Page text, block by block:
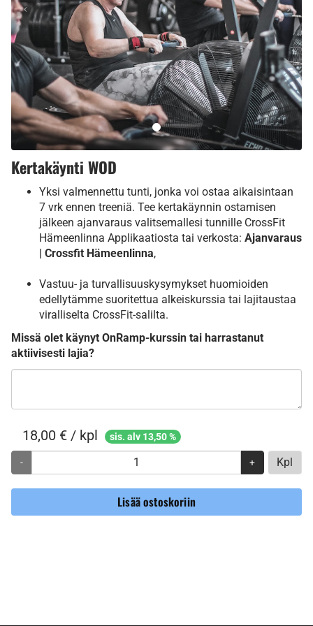
Kertakäynti WOD
Yksi valmennettu tunti, jonka voi ostaa aikaisintaan
7 vrk ennen treeniä. Tee kertakäynnin ostamisen
jälkeen ajanvaraus valitsemallesi tunnille CrossFit
Hämeenlinna Applikaatiosta tai verkosta: Ajanvaraus
| Crossfit Hämeenlinna,
Vastuu- ja turvallisuuskysymykset huomioiden
edellytämme suoritettua alkeiskurssia tai lajitaustaa
viralliselta CrossFit-salilta.
Missä olet käynyt OnRamp-kurssin tai harrastanut
aktiivisesti lajia?
18,00 € / kpl sis. alv 13,50 %
- + Kpl
Lisää ostoskoriin